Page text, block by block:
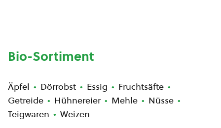
Bio-Sortiment
Äpfel Dörrobst Essig
Fruchtsäfte
Getreide
Hühnereier Mehle
Nüsse
Teigwaren
Weizen